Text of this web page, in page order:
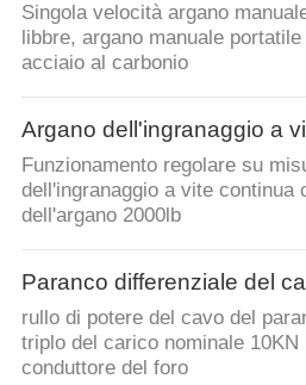
Singola velocità argano
libbre, argano manuale
acciaio al carbonio
Argano dell'ingranaggio a
Funzionamento regolare su
dell'ingranaggio a vite continua
dell'argano 2000lb
Paranco differenziale del
rullo di potere del cavo del
triplo del carico nominale
conduttore del foro